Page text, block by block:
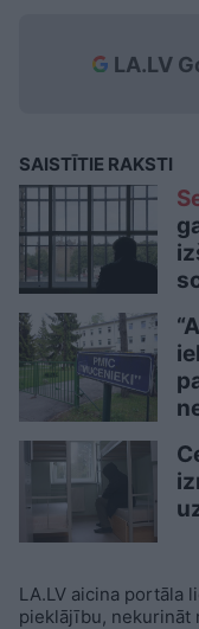
LA.LV
SAISTĪTIE RAKSTI
LA.LV aicina portāla
pieklājību, nekurināt